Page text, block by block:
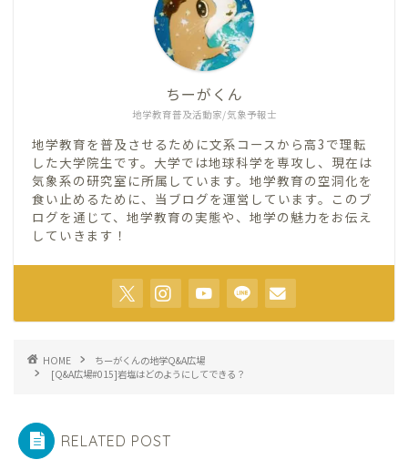
地学教育普及活動家/気象予報士
ちーがくん
地学教育を普及させるために文系コースから高3で理転
した大学院生です。大学では地球科学を専攻し、現在は
気象系の研究室に所属しています。地学教育の空洞化を
食い止めるために、当ブログを運営しています。このブ
ログを通じて、地学教育の実態や、地学の魅力をお伝え
していきます！
HOME
ちーがくんの地学Q&A広場
[Q&A広場#015]岩塩はどのようにしてできる？
RELATED POST